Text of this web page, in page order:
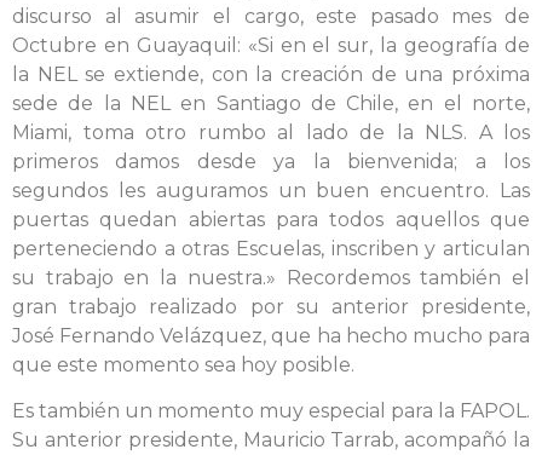
discurso al asumir el cargo, este pasado mes de
Octubre en Guayaquil: «Si en el sur, la geografía de
la NEL se extiende, con la creación de una próxima
sede de la NEL en Santiago de Chile, en el norte,
Miami, toma otro rumbo al lado de la NLS. A los
primeros damos desde ya la bienvenida; a los
segundos les auguramos un buen encuentro. Las
puertas quedan abiertas para todos aquellos que
perteneciendo a otras Escuelas, inscriben y articulan
su trabajo en la nuestra.» Recordemos también el
gran trabajo realizado por su anterior presidente,
José Fernando Velázquez, que ha hecho mucho para
que este momento sea hoy posible.
Es también un momento muy especial para la FAPOL.
Su anterior presidente, Mauricio Tarrab, acompañó la